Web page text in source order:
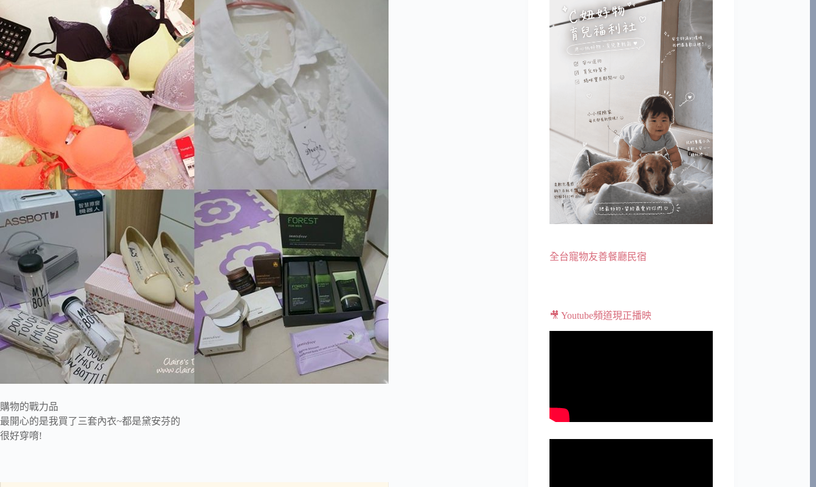
購物的戰力品
最開心的是我買了三套內衣~都是黛安芬的
很好穿唷!
全台寵物友善餐廳民宿
🎥 Youtube頻道現正播映